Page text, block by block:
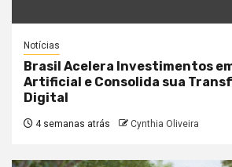
Notícias
Brasil Acelera Investimentos
Artificial e Consolida sua
Digital
4 semanas atrás Cynthia Oliveira